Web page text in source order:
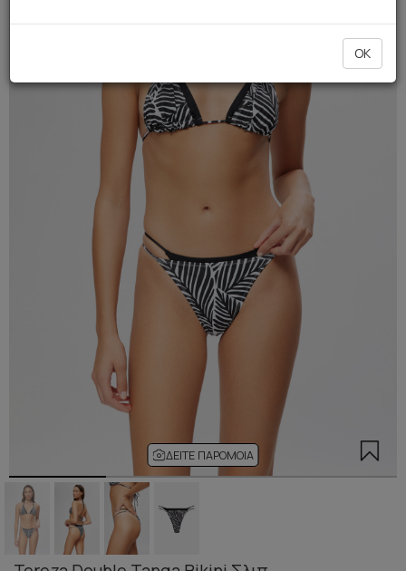
ΔΕΊΤΕ ΠΑΡΌΜΟΙΑ
OK